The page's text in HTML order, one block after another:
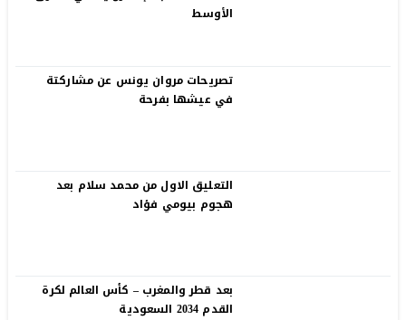
الأوسط
تصريحات مروان يونس عن مشاركتة
في عيشها بفرحة
التعليق الاول من محمد سلام بعد
هجوم بيومي فؤاد
بعد قطر والمغرب – كأس العالم لكرة
القدم 2034 السعودية